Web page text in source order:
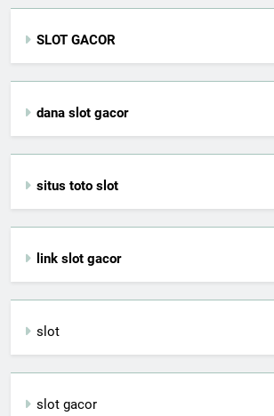
SLOT GACOR
dana slot gacor
situs toto slot
link slot gacor
slot
slot gacor